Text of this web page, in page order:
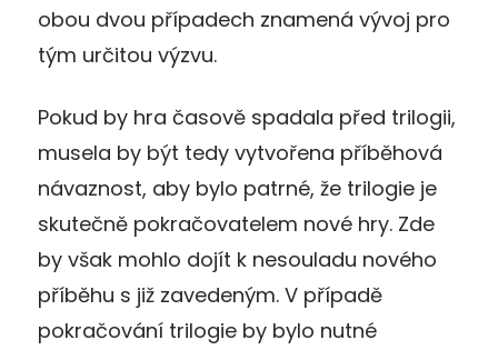
obou dvou případech znamená vývoj pro
tým určitou výzvu.
Pokud by hra časově spadala před trilogii,
musela by být tedy vytvořena příběhová
návaznost, aby bylo patrné, že trilogie je
skutečně pokračovatelem nové hry. Zde
by však mohlo dojít k nesouladu nového
příběhu s již zavedeným. V případě
pokračování trilogie by bylo nutné